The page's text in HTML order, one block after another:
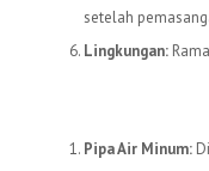
setelah
Lingkungan:
Pipa Air Minum: